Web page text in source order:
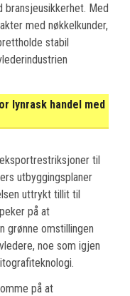
bransjeusikkerhet. Med
med nøkkelkunder,
stabil
lynrask handel med
til
utbyggingsplaner
uttrykt tillit til
på at
grønne omstillingen
noe som igjen
på at